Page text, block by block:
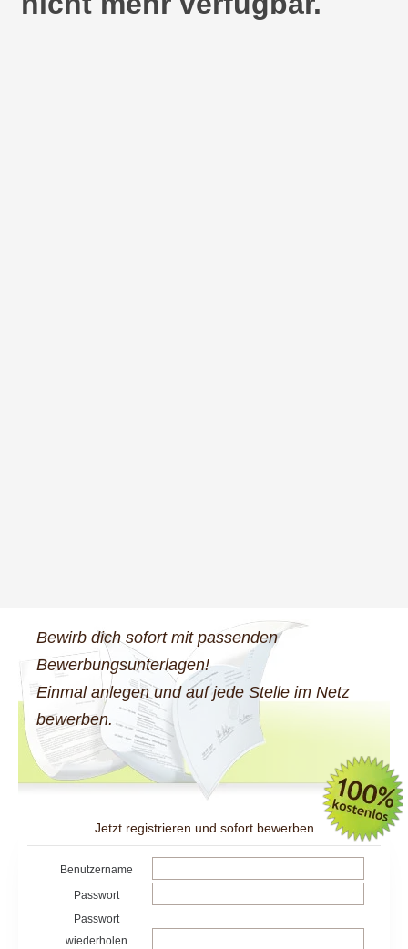
Bewirb dich sofort mit passenden
Bewerbungsunterlagen!
Einmal anlegen und auf jede Stelle im Netz
bewerben.
Jetzt registrieren und sofort bewerben
Benutzername
Passwort
Passwort
wiederholen